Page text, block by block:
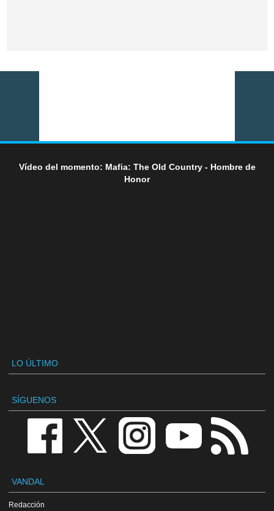
Vídeo del momento: Mafia: The Old Country - Hombre de
Honor
LO ÚLTIMO
SÍGUENOS
VANDAL
Redacción